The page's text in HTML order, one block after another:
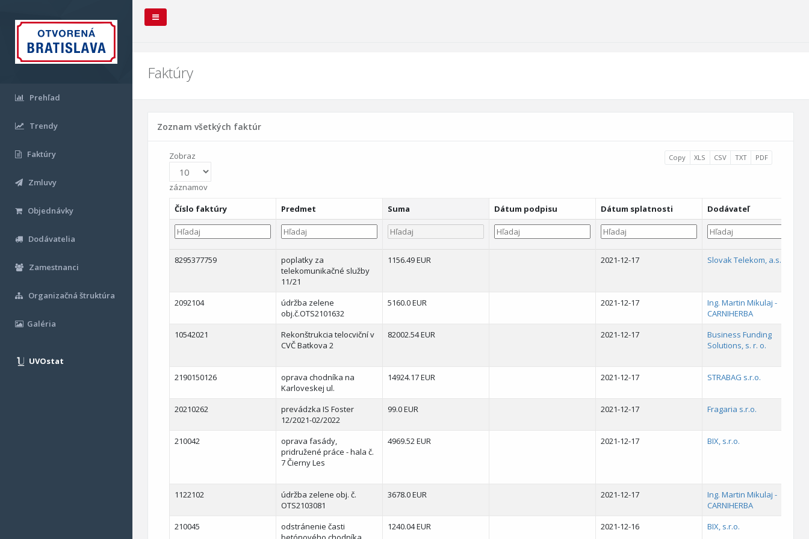
Prehľad
Trendy
Faktúry
Zmluvy
Objednávky
Dodávatelia
Zamestnanci
Organizačná štruktúra
Galéria
UVOstat
Faktúry
Zoznam všetkých faktúr
Zobraz
záznamov
Copy XLS CSV TXT PDF
Číslo faktúry Predmet Suma Dátum podpisu Dátum splatnosti Dodávateľ
8295377759
poplatky za
telekomunikačné služby
11/21
1156.49 EUR 2021-12-17 Slovak Telekom, a.s.
2092104
údržba zelene
obj.č.OTS2101632
5160.0 EUR 2021-12-17
Ing. Martin Mikulaj -
CARNIHERBA
10542021
Rekonštrukcia telocviční v
CVČ Batkova 2
82002.54 EUR 2021-12-17
Business Funding
Solutions, s. r. o.
2190150126
oprava chodníka na
Karloveskej ul.
14924.17 EUR 2021-12-17 STRABAG s.r.o.
20210262
prevádzka IS Foster
12/2021-02/2022
99.0 EUR 2021-12-17 Fragaria s.r.o.
210042
oprava fasády,
pridružené práce - hala č.
7 Čierny Les
4969.52 EUR 2021-12-17 BIX, s.r.o.
1122102
údržba zelene obj. č.
OTS2103081
3678.0 EUR 2021-12-17
Ing. Martin Mikulaj -
CARNIHERBA
210045
odstránenie časti
1240.04 EUR 2021-12-16 BIX, s.r.o.